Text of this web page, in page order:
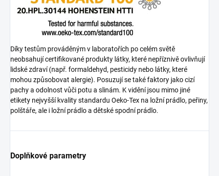
Díky testům prováděným v laboratořích po celém světě
neobsahují certifikované produkty látky, které nepříznivě ovlivňují
lidské zdraví (např. formaldehyd, pesticidy nebo látky, které
mohou způsobovat alergie). Posuzují se také faktory jako cizí
pachy a odolnost vůči potu a slinám. K vidění jsou mimo jiné
etikety nejvyšší kvality standardu Oeko-Tex na ložní prádlo, peřiny,
polštáře, ale i ložní prádlo a dětské spodní prádlo.
Doplňkové parametry